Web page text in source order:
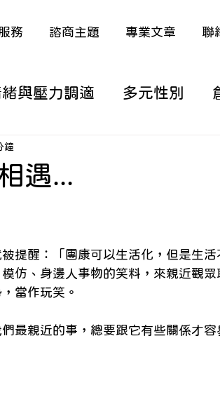
務 諮商主題 專業文章 聯
與壓力調適 多元性別
聞時事 從諮商看電影/動
遇...
鐘
提醒：「團康可以生活化，但是生
仿、身邊人事物的笑料，來親近觀
當作玩笑。
最親近的事，總要跟它有些關係才容